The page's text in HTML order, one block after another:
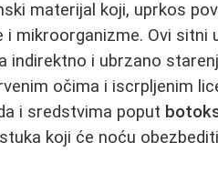
materijal koji, uprkos
mikroorganizme. Ovi sitni
indirektno i ubrzano
očima i iscrpljenim
i sredstvima poput
koji će noću